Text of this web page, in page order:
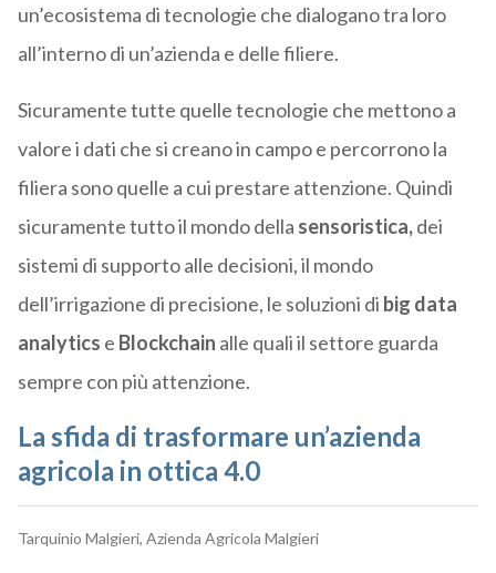
un’ecosistema di tecnologie che dialogano tra loro
all’interno di un’azienda e delle filiere.
Sicuramente tutte quelle tecnologie che mettono a
valore i dati che si creano in campo e percorrono la
filiera sono quelle a cui prestare attenzione. Quindi
sicuramente tutto il mondo della sensoristica,dei
sistemi di supporto alle decisioni, il mondo
dell’irrigazione di precisione, le soluzioni di big data
analytics e Blockchain alle quali il settore guarda
sempre con più attenzione.
La sfida di trasformare un’azienda
agricola in ottica 4.0
Tarquinio Malgieri, Azienda Agricola Malgieri